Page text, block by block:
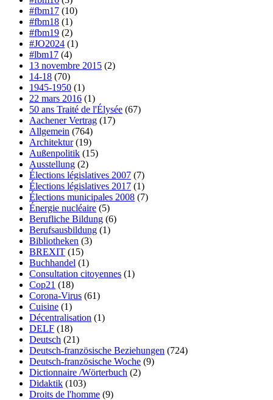
#fbm17 (10)
#fbm18 (1)
#fbm19 (2)
#JO2024 (1)
#lbm17 (4)
13 novembre 2015 (2)
14-18 (70)
1945-1950 (1)
22 mars 2016 (1)
50 ans Traité de l'Élysée (67)
Aachener Vertrag (17)
Allgemein (764)
Architektur(19)
Außenpolitik (15)
Ausstellung (2)
Élections législatives 2007 (7)
Élections législatives 2017 (1)
Élections municipales 2008 (7)
Énergie nucléaire (5)
Berufliche Bildung (6)
Berufsausbildung (1)
Bibliotheken (3)
BREXIT (15)
Buchhandel (1)
Consultation citoyennes (1)
Cop21 (18)
Corona-Virus (61)
Cuisine (1)
Décentralisation (1)
DELF (18)
Deutsch (21)
Deutsch-französische Beziehungen (724)
Deutsch-französische Woche (9)
Dictionnaire /Wörterbuch (2)
Didaktik (103)
Droits de l'homme (9)